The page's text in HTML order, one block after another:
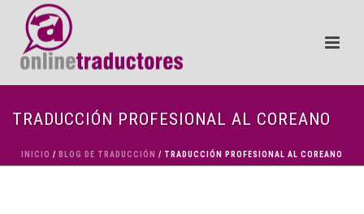
TRADUCCIÓN PROFESIONAL AL COREANO
INICIO / BLOG DE TRADUCCIÓN / TRADUCCIÓN PROFESIONAL AL COREANO